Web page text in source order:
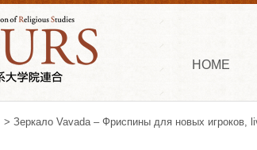
HOME
> Зеркало Vavada – Фриспины для новых игроков,